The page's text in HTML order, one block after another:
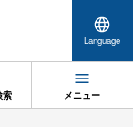
Language
索 メニュー